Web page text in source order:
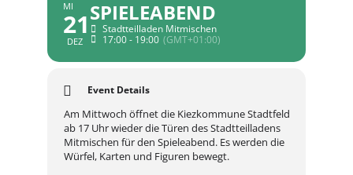
MI
21
DEZ
SPIELEABEND
Stadtteilladen Mitmischen
17:00 - 19:00 (GMT+01:00)
Event Details
Am Mittwoch öffnet die Kiezkommune Stadtfeld
ab 17 Uhr wieder die Türen des Stadtteilladens
Mitmischen für den Spieleabend. Es werden die
Würfel, Karten und Figuren bewegt.